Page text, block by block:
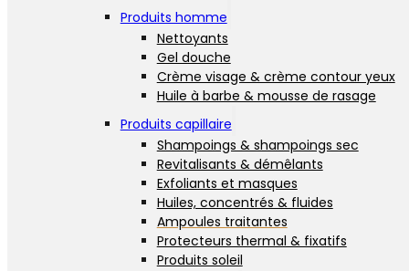
Produits homme
Nettoyants
Gel douche
Crème visage & crème contour yeux
Huile à barbe & mousse de rasage
Produits capillaire
Shampoings & shampoings sec
Revitalisants & démêlants
Exfoliants et masques
Huiles, concentrés & fluides
Ampoules traitantes
Protecteurs thermal & fixatifs
Produits soleil